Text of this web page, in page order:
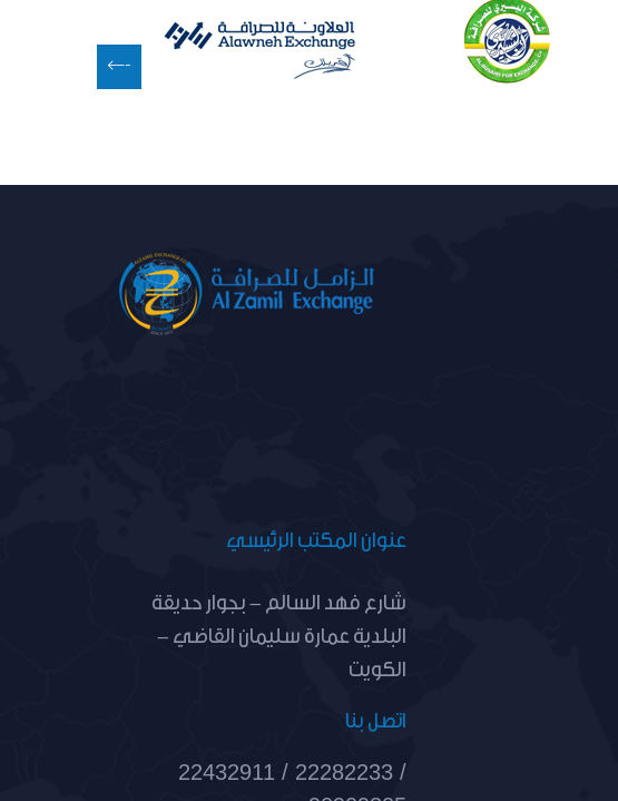
عنوان المكتب الرئيسي
شارع فهد السالم - بجوار حديقة
البلدية عمارة سليمان القاضي -
الكويت
اتصل بنا
22432911 / 22282233 /